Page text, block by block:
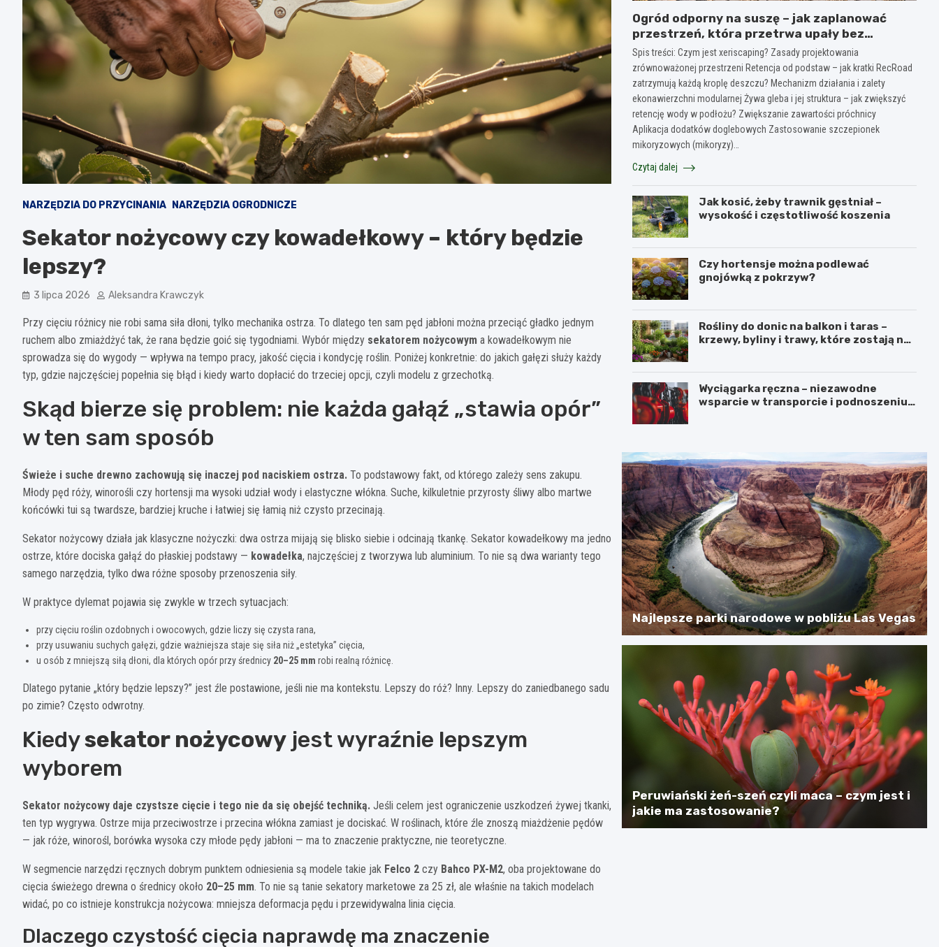
NARZĘDZIA DO PRZYCINANIA NARZĘDZIA OGRODNICZE
Sekator nożycowy czy kowadełkowy – który będzie
lepszy?
3 lipca 2026 Aleksandra Krawczyk
Przy cięciu różnicy nie robi sama siła dłoni, tylko mechanika ostrza. To dlatego ten sam pęd jabłoni można przeciąć gładko jednym
ruchem albo zmiażdżyć tak, że rana będzie goić się tygodniami. Wybór między sekatorem nożycowym a kowadełkowym nie
sprowadza się do wygody — wpływa na tempo pracy, jakość cięcia i kondycję roślin. Poniżej konkretnie: do jakich gałęzi służy każdy
typ, gdzie najczęściej popełnia się błąd i kiedy warto dopłacić do trzeciej opcji, czyli modelu z grzechotką.
Skąd bierze się problem: nie każda gałąź „stawia opór”
w ten sam sposób
Świeże i suche drewno zachowują się inaczej pod naciskiem ostrza. To podstawowy fakt, od którego zależy sens zakupu.
Młody pęd róży, winorośli czy hortensji ma wysoki udział wody i elastyczne włókna. Suche, kilkuletnie przyrosty śliwy albo martwe
końcówki tui są twardsze, bardziej kruche i łatwiej się łamią niż czysto przecinają.
Sekator nożycowy działa jak klasyczne nożyczki: dwa ostrza mijają się blisko siebie i odcinają tkankę. Sekator kowadełkowy ma jedno
ostrze, które dociska gałąź do płaskiej podstawy — kowadełka, najczęściej z tworzywa lub aluminium. To nie są dwa warianty tego
samego narzędzia, tylko dwa różne sposoby przenoszenia siły.
W praktyce dylemat pojawia się zwykle w trzech sytuacjach:
przy cięciu roślin ozdobnych i owocowych, gdzie liczy się czysta rana,
przy usuwaniu suchych gałęzi, gdzie ważniejsza staje się siła niż „estetyka” cięcia,
u osób z mniejszą siłą dłoni, dla których opór przy średnicy 20–25 mm robi realną różnicę.
Dlatego pytanie „który będzie lepszy?” jest źle postawione, jeśli nie ma kontekstu. Lepszy do róż? Inny. Lepszy do zaniedbanego sadu
po zimie? Często odwrotny.
Kiedysekator nożycowy jest wyraźnie lepszym
wyborem
Sekator nożycowy daje czystsze cięcie i tego nie da się obejść techniką. Jeśli celem jest ograniczenie uszkodzeń żywej tkanki,
ten typ wygrywa. Ostrze mija przeciwostrze i przecina włókna zamiast je dociskać. W roślinach, które źle znoszą miażdżenie pędów
— jak róże, winorośl, borówka wysoka czy młode pędy jabłoni — ma to znaczenie praktyczne, nie teoretyczne.
W segmencie narzędzi ręcznych dobrym punktem odniesienia są modele takie jak Felco 2 czy Bahco PX-M2, oba projektowane do
cięcia świeżego drewna o średnicy około 20–25 mm. To nie są tanie sekatory marketowe za 25 zł, ale właśnie na takich modelach
widać, po co istnieje konstrukcja nożycowa: mniejsza deformacja pędu i przewidywalna linia cięcia.
Dlaczego czystość cięcia naprawdę ma znaczenie
Ogród odporny na suszę – jak zaplanować
przestrzeń, która przetrwa upały bez
marnowania wody?
Spis treści: Czym jest xeriscaping? Zasady projektowania
zrównoważonej przestrzeni Retencja od podstaw – jak kratki RecRoad
zatrzymują każdą kroplę deszczu? Mechanizm działania i zalety
ekonawierzchni modularnej Żywa gleba i jej struktura – jak zwiększyć
retencję wody w podłożu? Zwiększanie zawartości próchnicy
Aplikacja dodatków doglebowych Zastosowanie szczepionek
mikoryzowych (mikoryzy)…
Czytaj dalej
Jak kosić, żeby trawnik gęstniał –
wysokość i częstotliwość koszenia
Czy hortensje można podlewać
gnojówką z pokrzyw?
Rośliny do donic na balkon i taras –
krzewy, byliny i trawy, które zostają na
Wyciągarka ręczna – niezawodne
wsparcie w transporcie i podnoszeniu
Najlepsze parki narodowe w pobliżu Las Vegas
Peruwiański żeń-szeń czyli maca – czym jest i
jakie ma zastosowanie?